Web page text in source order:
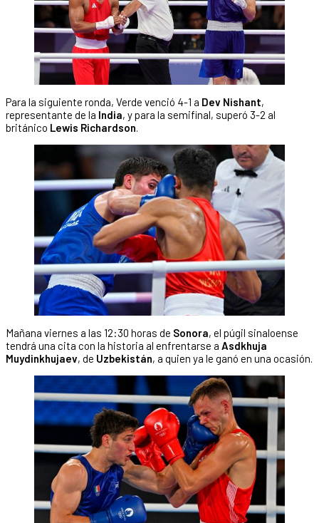
Para la siguiente ronda, Verde venció 4-1 a Dev Nishant,
representante de la India, y para la semifinal, superó 3-2 al
británico Lewis Richardson.
Mañana viernes a las 12:30 horas de Sonora, el púgil sinaloense
tendrá una cita con la historia al enfrentarse a Asdkhuja
Muydinkhujaev, de Uzbekistán, a quien ya le ganó en una ocasión.